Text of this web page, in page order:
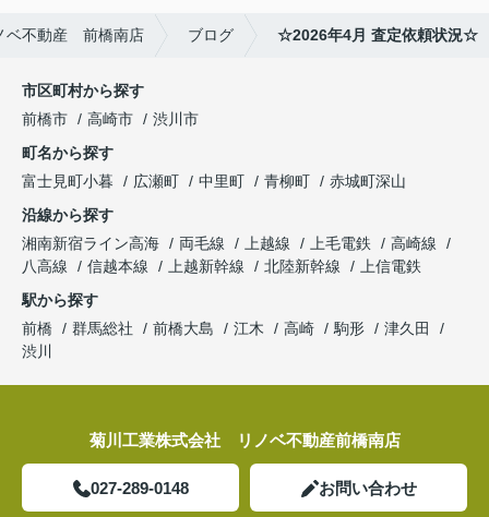
ベ不動産 前橋南店 ブログ ☆2026年4月 査定依頼状況☆
市区町村から探す
前橋市
高崎市
渋川市
町名から探す
富士見町小暮
広瀬町 中里町 青柳町
赤城町深山
沿線から探す
湘南新宿ライン高海
両毛線 上越線 上毛電鉄
高崎線
八高線
信越本線 上越新幹線 北陸新幹線
上信電鉄
駅から探す
前橋
群馬総社 前橋大島 江木 高崎 駒形
津久田
渋川
菊川工業株式会社 リノベ不動産前橋南店
027-289-0148 お問い合わせ